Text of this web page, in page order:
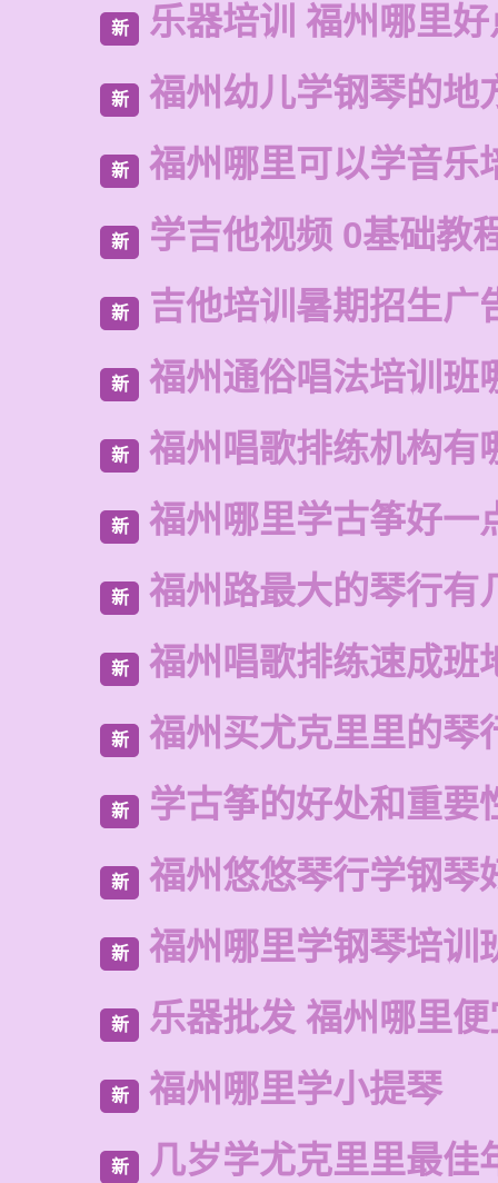
新 乐器培训 福州哪里
新 福州幼儿学钢琴的地
新 福州哪里可以学音乐
新 学吉他视频 0基础教
新 吉他培训暑期招生广
新 福州通俗唱法培训班
新 福州唱歌排练机构有
新 福州哪里学古筝好一
新 福州路最大的琴行有
新 福州唱歌排练速成班
新 福州买尤克里里的琴
新 学古筝的好处和重要
新 福州悠悠琴行学钢琴
新 福州哪里学钢琴培训
新 乐器批发 福州哪里便
新 福州哪里学小提琴
新 几岁学尤克里里最佳